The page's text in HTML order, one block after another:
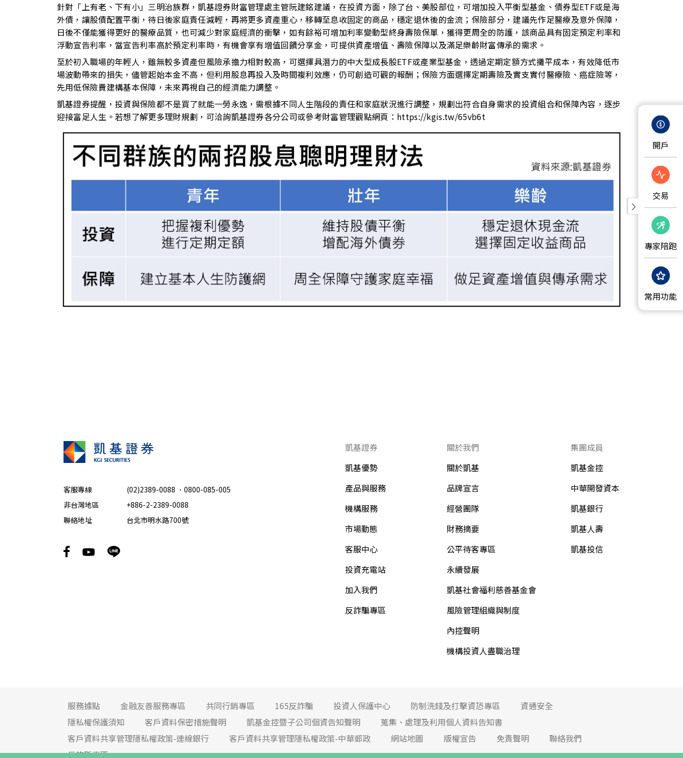
開戶
交易
專家陪跑
常用功能
針對「上有老、下有小」三明治族群，凱基證券財富管理處主管阮建銘建議，在投資方面，除了台、美股部位，可增加投入平衡型基金、債券型ETF或是海
外債，讓股債配置平衡，待日後家庭責任減輕，再將更多資產重心，移轉至息收固定的商品，穩定退休後的金流；保險部分，建議先作足醫療及意外保障，
日後不僅能獲得更好的醫療品質，也可減少對家庭經濟的衝擊，如有餘裕可增加利率變動型終身壽險保單，獲得更周全的防護，該商品具有固定預定利率和
浮動宣告利率，當宣告利率高於預定利率時，有機會享有增值回饋分享金，可提供資產增值、壽險保障以及滿足樂齡財富傳承的需求。
至於初入職場的年輕人，雖無較多資產但風險承擔力相對較高，可選擇具潛力的中大型成長股ETF或產業型基金，透過定期定額方式攤平成本，有效降低市
場波動帶來的損失，儘管起始本金不高，但利用股息再投入及時間複利效應，仍可創造可觀的報酬；保險方面選擇定期壽險及實支實付醫療險、癌症險等，
先用低保險費建構基本保障，未來再視自己的經濟能力調整。
凱基證券提醒，投資與保險都不是買了就能一勞永逸，需根據不同人生階段的責任和家庭狀況進行調整，規劃出符合自身需求的投資組合和保障內容，逐步
迎接富足人生。若想了解更多理財規劃，可洽詢凱基證券各分公司或參考財富管理觀點網頁： https://kgis.tw/65vb6t
客服專線 (02)2389-0088 ．0800-085-005
非台灣地區
+886-2-2389-0088
聯絡地址
台北市明水路700號
凱基證券
凱基優勢
產品與服務
機構服務
市場動態
客服中心
投資充電站
加入我們
反詐騙專區
關於我們
關於凱基
品牌宣言
經營團隊
財務摘要
公平待客專區
永續發展
凱基社會福利慈善基金會
風險管理組織與制度
內控聲明
機構投資人盡職治理
集團成員
凱基金控
中華開發資本
凱基銀行
凱基人壽
凱基投信
服務據點 金融友善服務專區 共同行銷專區 165反詐騙 投資人保護中心 防制洗錢及打擊資恐專區
資通安全
隱私權保護須知
客戶資料保密措施聲明 凱基金控暨子公司個資告知聲明
蒐集、處理及利用個人資料告知書
客戶資料共享管理隱私權政策-連線銀行
客戶資料共享管理隱私權政策-中華郵政 網站地圖 版權宣告 免責聲明
聯絡我們
反詐騙專區